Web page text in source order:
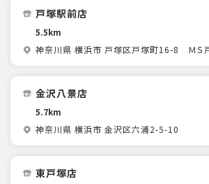
戸塚駅前店
5.5km
神奈川県 横浜市 戸塚区戸塚町16-8 ＭＳ
金沢八景店
5.7km
神奈川県 横浜市 金沢区六浦2-5-10
東戸塚店